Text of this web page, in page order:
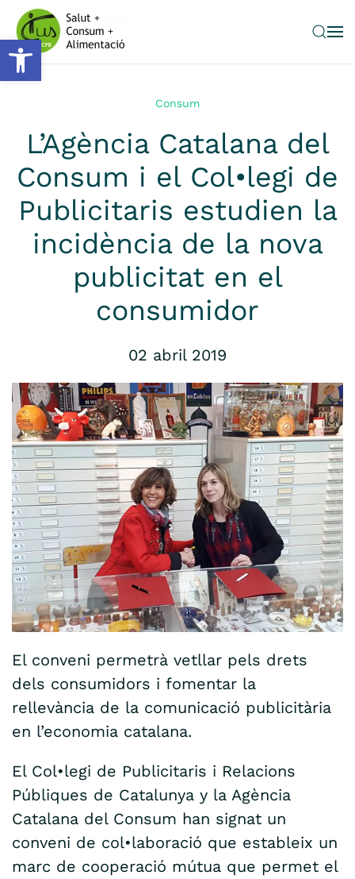
Obre la barra d'eines
Skip to main content
Consum
L’Agència Catalana del
Consum i el Col•legi de
Publicitaris estudien la
incidència de la nova
publicitat en el
consumidor
02 abril 2019
El conveni permetrà vetllar pels drets
dels consumidors i fomentar la
rellevància de la comunicació publicitària
en l’economia catalana.
El Col•legi de Publicitaris i Relacions
Públiques de Catalunya y la Agència
Catalana del Consum han signat un
conveni de col•laboració que estableix un
marc de cooperació mútua que permet el